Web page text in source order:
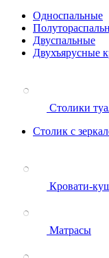
Односпальные
Двуспальные
Двухъярусные
Столики
Столик с
Кровати-
Матрасы